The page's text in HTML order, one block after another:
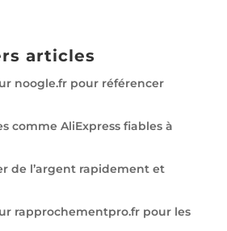
articles
noogle.fr pour référencer
comme AliExpress fiables à
de l’argent rapidement et
rapprochementpro.fr pour les